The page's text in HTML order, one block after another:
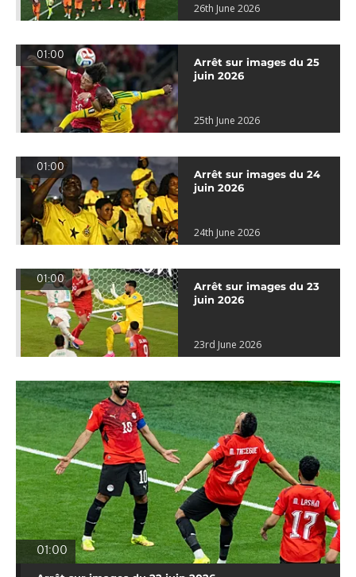
26th June 2026
01:00
Arrêt sur images du 25
juin 2026
25th June 2026
01:00
Arrêt sur images du 24
juin 2026
24th June 2026
01:00
Arrêt sur images du 23
juin 2026
23rd June 2026
01:00